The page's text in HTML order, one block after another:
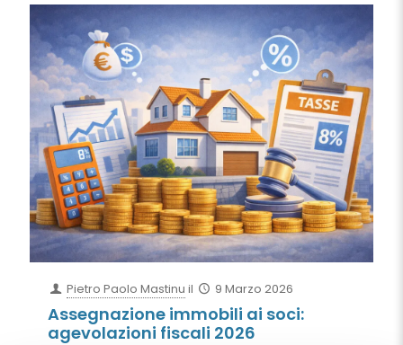
Pietro Paolo Mastinu il 9 Marzo 2026
Assegnazione immobili ai soci:
agevolazioni fiscali 2026